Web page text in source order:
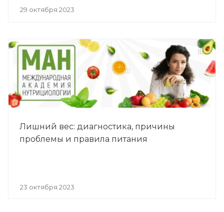
29 октября 2023
Лишний вес: диагностика, причины
проблемы и правила питания
23 октября 2023